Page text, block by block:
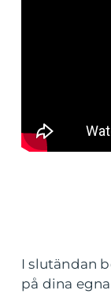
I slutändan
på dina